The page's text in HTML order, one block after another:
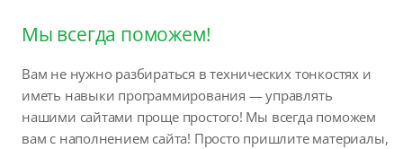
Мы всегда поможем!
Вам не нужно разбираться в технических тонкостях и
иметь навыки программирования — управлять
нашими сайтами проще простого! Мы всегда поможем
вам с наполнением сайта! Просто пришлите материалы,